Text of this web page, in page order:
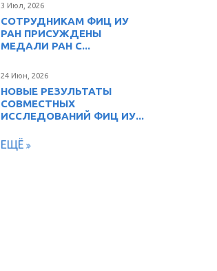
3 Июл, 2026
СОТРУДНИКАМ ФИЦ ИУ
РАН ПРИСУЖДЕНЫ
МЕДАЛИ РАН С...
24 Июн, 2026
НОВЫЕ РЕЗУЛЬТАТЫ
СОВМЕСТНЫХ
ИССЛЕДОВАНИЙ ФИЦ ИУ...
ЕЩЁ